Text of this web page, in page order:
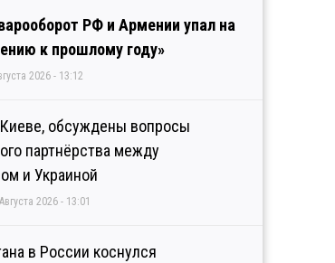
РФ и Армении упал на
к прошлому году»
2026 - 13:12
обсуждены вопросы
партнёрства между
и Украиной
2026 - 13:01
в России коснулся